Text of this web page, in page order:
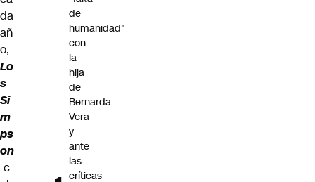
da
añ
o,
Lo
s
Si
m
ps
on
c
de
humanidad"
con
la
hija
de
Bernarda
Vera
y
ante
las
críticas